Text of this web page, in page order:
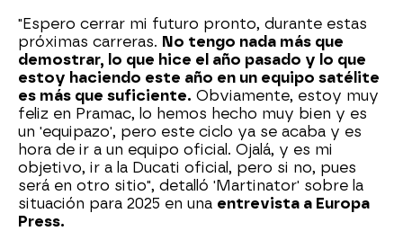
"Espero cerrar mi futuro pronto, durante estas
próximas carreras. No tengo nada más que
demostrar, lo que hice el año pasado y lo que
estoy haciendo este año en un equipo satélite
es más que suficiente. Obviamente, estoy muy
feliz en Pramac, lo hemos hecho muy bien y es
un 'equipazo', pero este ciclo ya se acaba y es
hora de ir a un equipo oficial. Ojalá, y es mi
objetivo, ir a la Ducati oficial, pero si no, pues
será en otro sitio", detalló 'Martinator' sobre la
situación para 2025 en una entrevista a Europa
Press.